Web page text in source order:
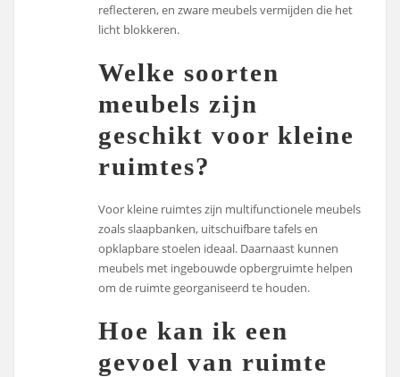
reflecteren, en zware meubels vermijden die het
licht blokkeren.
Welke soorten
meubels zijn
geschikt voor kleine
ruimtes?
Voor kleine ruimtes zijn multifunctionele meubels
zoals slaapbanken, uitschuifbare tafels en
opklapbare stoelen ideaal. Daarnaast kunnen
meubels met ingebouwde opbergruimte helpen
om de ruimte georganiseerd te houden.
Hoe kan ik een
gevoel van ruimte